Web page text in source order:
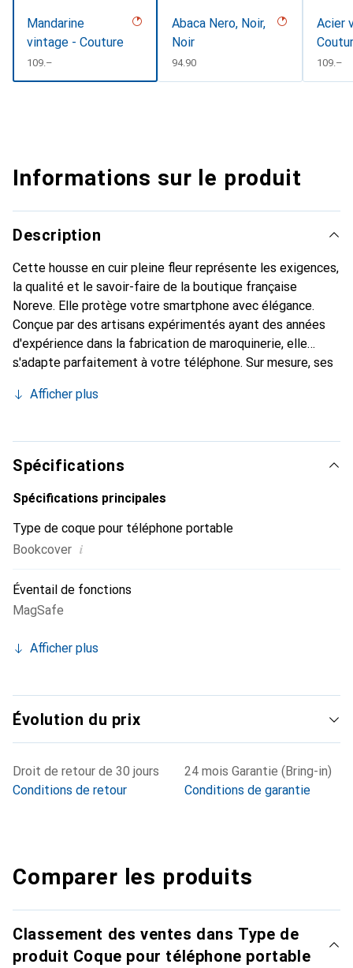
Mandarine
vintage - Couture
CHF
109.–
Abaca Nero, Noir,
Noir
CHF
94.90
Acier
CHF
109.–
Informations sur le produit
Description
Cette housse en cuir pleine fleur représente les exigences,
la qualité et le savoir-faire de la boutique française
Noreve. Elle protège votre smartphone avec élégance.
Conçue par des artisans expérimentés ayant des années
d'expérience dans la fabrication de maroquinerie, elle
s'adapte parfaitement à votre téléphone. Sur mesure, ses
devient l'accessoire chic et indispensable pour votre
produits de haute qualité, la marque Noreve est un choix
fiable pour une clientèle exigeante.
Afficher plus
Spécifications
Spécifications principales
Type de coque pour téléphone portable
Bookcover i
Éventail de fonctions
MagSafe
Afficher plus
Évolution du prix
Droit de retour de 30 jours
Conditions de retour
24 mois Garantie (Bring-in)
Conditions de garantie
Comparer les produits
Classement des ventes dans Type de
produit Coque pour téléphone portable